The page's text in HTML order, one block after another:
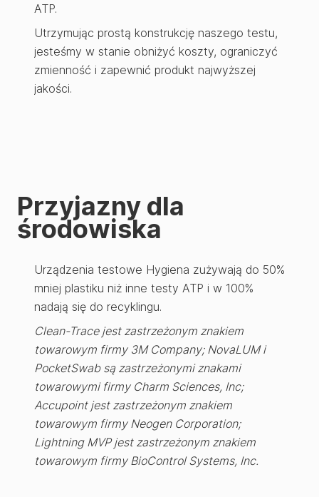
ATP.
Utrzymując prostą konstrukcję naszego testu,
jesteśmy w stanie obniżyć koszty, ograniczyć
zmienność i zapewnić produkt najwyższej
jakości.
Przyjazny dla
środowiska
Urządzenia testowe Hygiena zużywają do 50%
mniej plastiku niż inne testy ATP i w 100%
nadają się do recyklingu.
Clean-Trace jest zastrzeżonym znakiem
towarowym firmy 3M Company; NovaLUM i
PocketSwab są zastrzeżonymi znakami
towarowymi firmy Charm Sciences, Inc;
Accupoint jest zastrzeżonym znakiem
towarowym firmy Neogen Corporation;
Lightning MVP jest zastrzeżonym znakiem
towarowym firmy BioControl Systems, Inc.